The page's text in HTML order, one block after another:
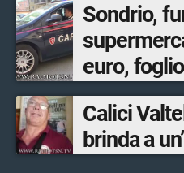
Sondrio,
euro,
Calici
brinda a